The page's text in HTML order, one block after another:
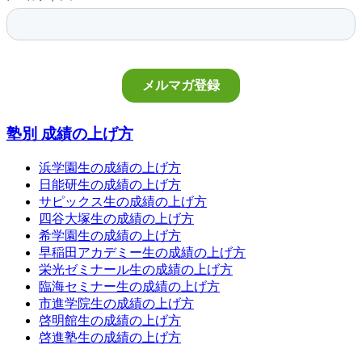
塾別 成績の上げ方
浜学園生の成績の上げ方
日能研生の成績の上げ方
サピックス生の成績の上げ方
四谷大塚生の成績の上げ方
希学園生の成績の上げ方
早稲田アカデミー生の成績の上げ方
栄光ゼミナール生の成績の上げ方
臨海セミナー生の成績の上げ方
市進学院生の成績の上げ方
啓明館生の成績の上げ方
啓進塾生の成績の上げ方